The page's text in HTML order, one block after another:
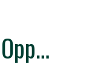
A LOUER – Opportunité rare de 195m² dédiés à l’alimentaire en zone artisanale proche du MIN de Nantes.